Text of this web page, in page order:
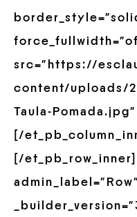
src=”https://
content/uploads/
Taula-
[/
[/
admin_label=”Row”